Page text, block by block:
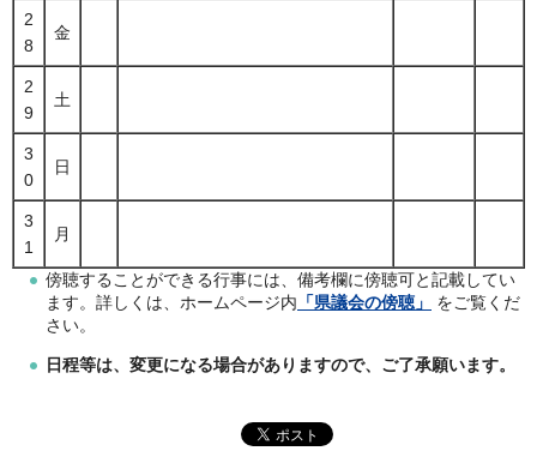
2
8
金
2
9
土
3
0
日
3
1
月
傍聴することができる行事には、備考欄に傍聴可と記載してい
ます。詳しくは、ホームページ内 「県議会の傍聴」
をご覧くだ
さい。
日程等は、変更になる場合がありますので、ご了承願います。